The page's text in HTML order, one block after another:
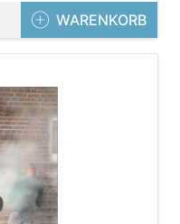
WARENKORB